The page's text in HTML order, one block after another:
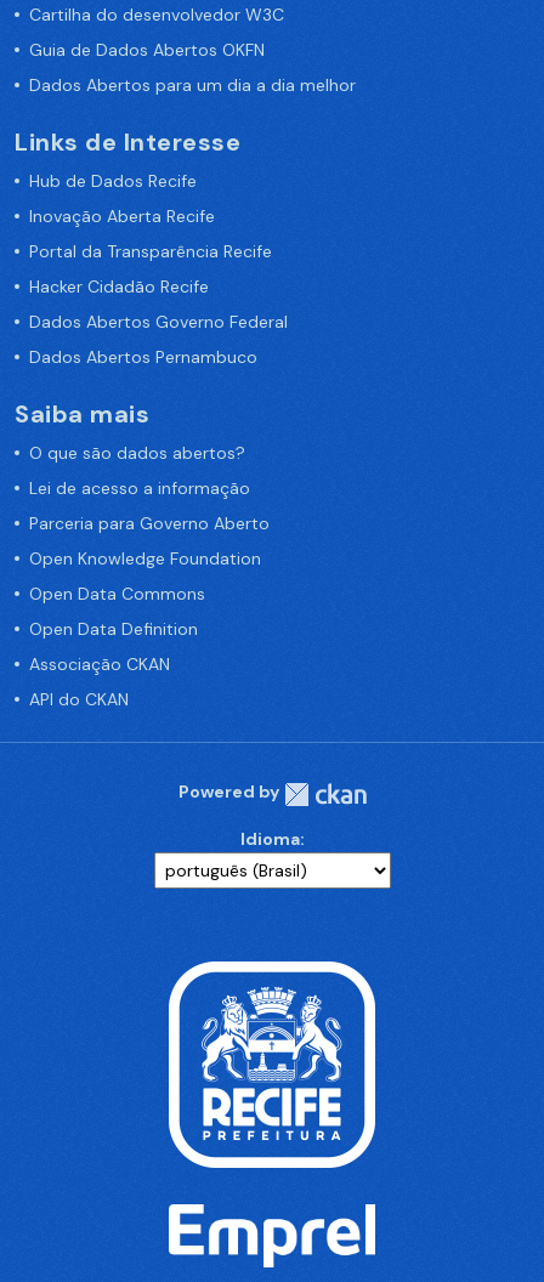
Cartilha do desenvolvedor W3C
Guia de Dados Abertos OKFN
Dados Abertos para um dia a dia melhor
Links de Interesse
Hub de Dados Recife
Inovação Aberta Recife
Portal da Transparência Recife
Hacker Cidadão Recife
Dados Abertos Governo Federal
Dados Abertos Pernambuco
Saiba mais
O que são dados abertos?
Lei de acesso a informação
Parceria para Governo Aberto
Open Knowledge Foundation
Open Data Commons
Open Data Definition
Associação CKAN
API do CKAN
Powered by
Idioma